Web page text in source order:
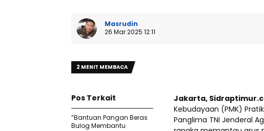
Masrudin
26 Mar 2025 12:11
2 MENIT MEMBACA
Jakarta,
Kebudayaan (PMK)
Panglima TNI Jenderal
Pos Terkait
“Bantuan Pangan Beras
Bulog Membantu